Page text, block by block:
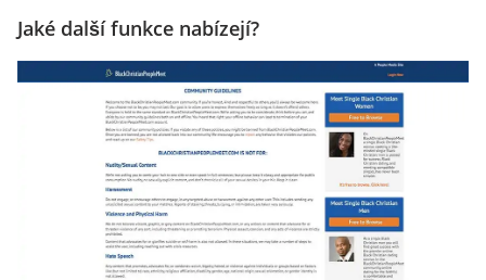
Jaké další funkce nabízejí?